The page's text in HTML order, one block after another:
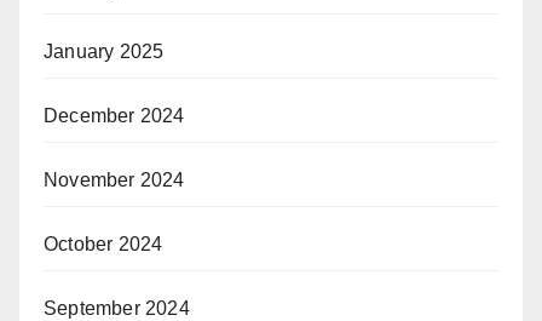
January 2025
December 2024
November 2024
October 2024
September 2024